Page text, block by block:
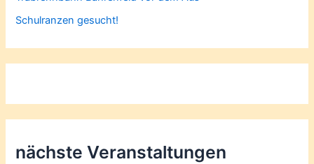
Schulranzen gesucht!
nächste Veranstaltungen